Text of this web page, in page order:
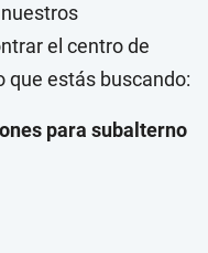
el centro de
que estás buscando:
para subalterno